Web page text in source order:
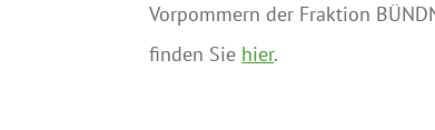
Vorpommern der Fraktion
finden Sie hier.